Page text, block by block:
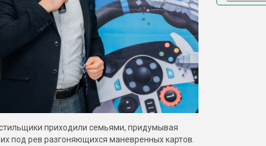
приходили семьями, придумывая
под рев разгоняющихся маневренных картов.